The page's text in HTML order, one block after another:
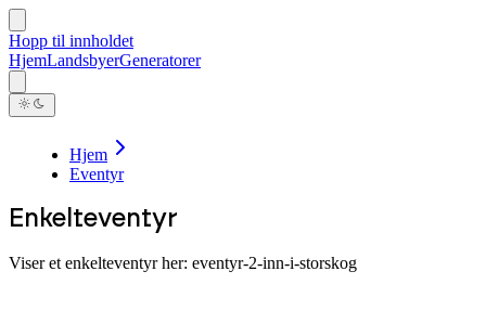
Hopp til innholdet
HjemLandsbyerGeneratorer
Hjem
Eventyr
Enkelteventyr
Viser et enkelteventyr her: eventyr-2-inn-i-storskog